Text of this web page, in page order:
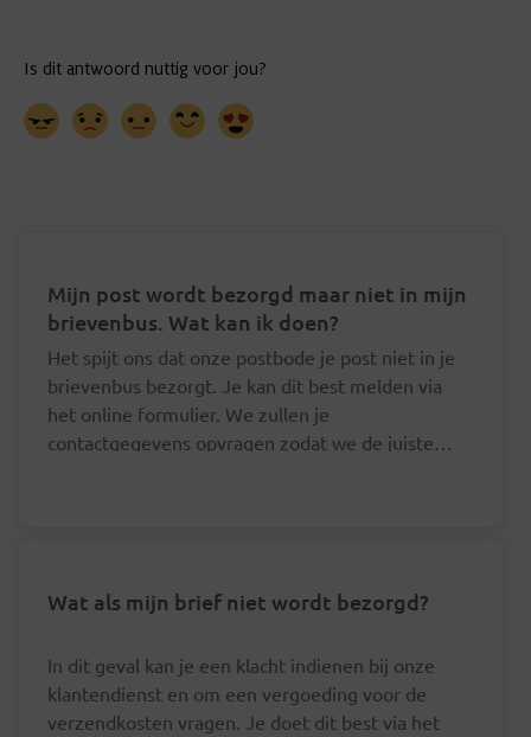
Mijn post wordt bezorgd maar niet in mijn
brievenbus. Wat kan ik doen?
Het spijt ons dat onze postbode je post niet in je
brievenbus bezorgt. Je kan dit best melden via
het online formulier. We zullen je
contactgegevens opvragen zodat we de juiste
Wat als mijn brief niet wordt bezorgd?
In dit geval kan je een klacht indienen bij onze
klantendienst en om een vergoeding voor de
verzendkosten vragen. Je doet dit best via het